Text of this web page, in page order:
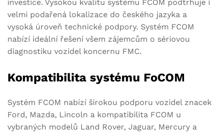
investice. Vysokou kvalitu systému FCOM podtrhuje i
velmi podařená lokalizace do českého jazyka a
vysoká úroveň technické podpory. Systém FCOM
nabízí ideální řešení všem zájemcům o sériovou
diagnostiku vozidel koncernu FMC.
Kompatibilita systému FoCOM
Systém FCOM nabízí širokou podporu vozidel znacek
Ford, Mazda, Lincoln a kompatibilita FCOM u
vybraných modelů Land Rover, Jaguar, Mercury a